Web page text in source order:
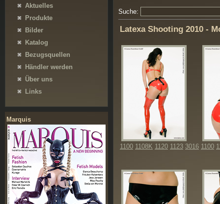
Aktuelles
Produkte
Bilder
Katalog
Bezugsquellen
Händler werden
Über uns
Links
Marquis
Suche:
Latexa Shooting 2010 -
1100 1108K 1120 1123 3016 1100